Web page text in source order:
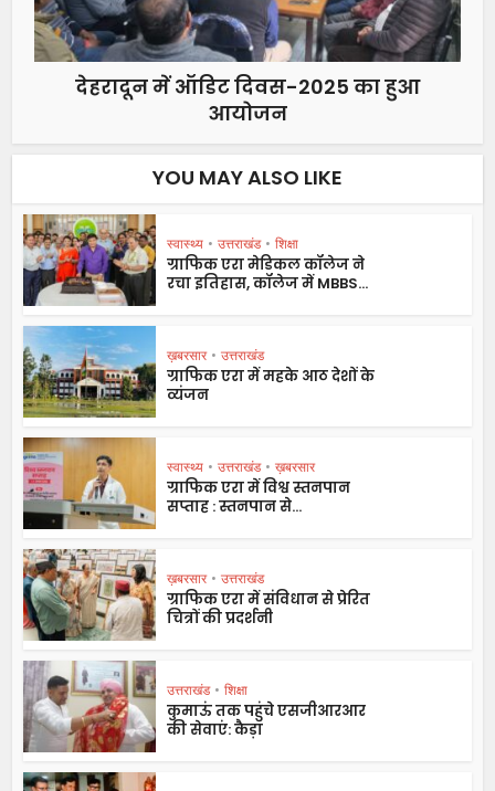
देहरादून में ऑडिट दिवस-2025 का हुआ
आयोजन
YOU MAY ALSO LIKE
स्वास्थ्य • उत्तराखंड • शिक्षा
ग्राफिक एरा मेडिकल कॉलेज ने
रचा इतिहास, कॉलेज में MBBS...
ख़बरसार • उत्तराखंड
ग्राफिक एरा में महके आठ देशों के
व्यंजन
स्वास्थ्य • उत्तराखंड • ख़बरसार
ग्राफिक एरा में विश्व स्तनपान
सप्ताह : स्तनपान से...
ख़बरसार • उत्तराखंड
ग्राफिक एरा में संविधान से प्रेरित
चित्रों की प्रदर्शनी
उत्तराखंड • शिक्षा
कुमाऊं तक पहुंचे एसजीआरआर
की सेवाएं: कैड़ा